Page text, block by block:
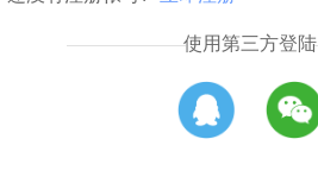
使用第三方登陆